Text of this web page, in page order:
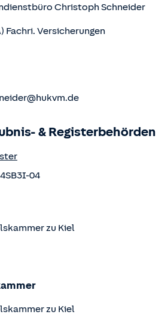
Christoph Schneider
Fachri. Versicherungen
& Registerbehörden
04
zu Kiel
zu Kiel